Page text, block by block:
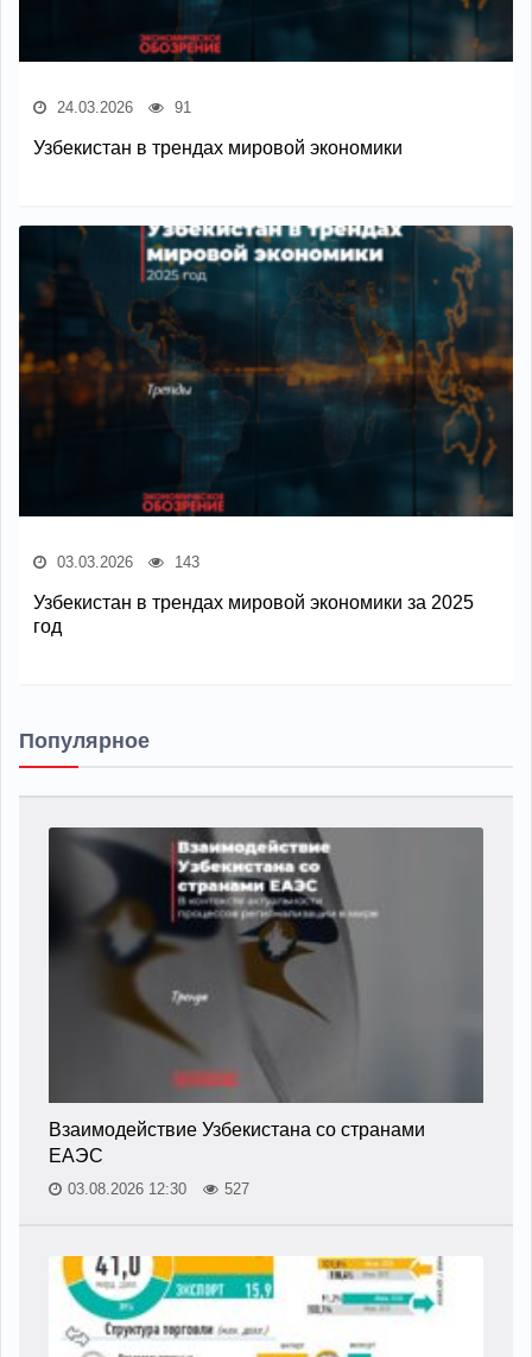
24.03.2026 91
Узбекистан в трендах мировой экономики
03.03.2026 143
Узбекистан в трендах мировой экономики за 2025
год
Популярное
Взаимодействие Узбекистана со странами
ЕАЭС
03.08.2026 12:30 527